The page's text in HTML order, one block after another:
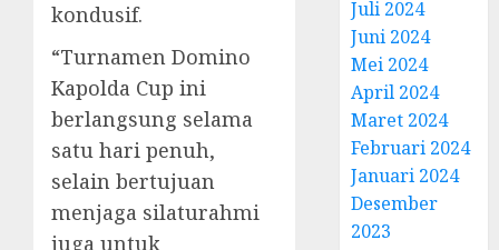
kondusif.
“Turnamen Domino
Kapolda Cup ini
berlangsung selama
satu hari penuh,
selain bertujuan
menjaga silaturahmi
juga untuk
Juli 2024
Juni 2024
Mei 2024
April 2024
Maret 2024
Februari 2024
Januari 2024
Desember
2023